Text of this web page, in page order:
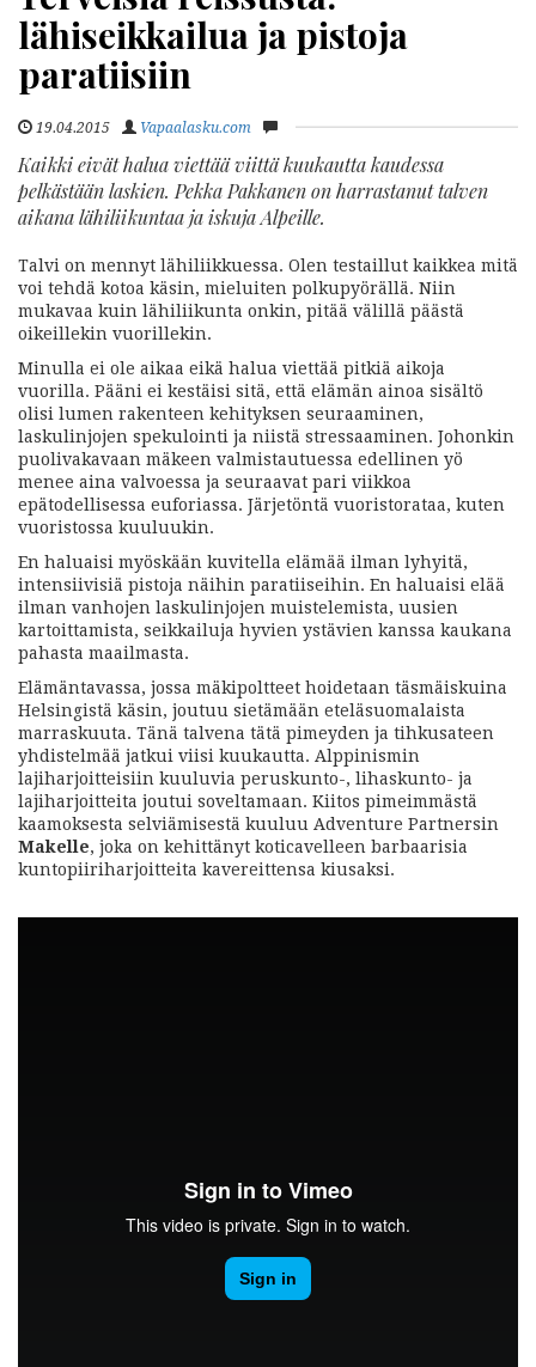
lähiseikkailua ja pistoja
paratiisiin
19.04.2015 Vapaalasku.com
Kaikki eivät halua viettää viittä kuukautta kaudessa
pelkästään laskien. Pekka Pakkanen on harrastanut talven
aikana lähiliikuntaa ja iskuja Alpeille.
Talvi on mennyt lähiliikkuessa. Olen testaillut kaikkea mitä
voi tehdä kotoa käsin, mieluiten polkupyörällä. Niin
mukavaa kuin lähiliikunta onkin, pitää välillä päästä
oikeillekin vuorillekin.
Minulla ei ole aikaa eikä halua viettää pitkiä aikoja
vuorilla. Pääni ei kestäisi sitä, että elämän ainoa sisältö
olisi lumen rakenteen kehityksen seuraaminen,
laskulinjojen spekulointi ja niistä stressaaminen. Johonkin
puolivakavaan mäkeen valmistautuessa edellinen yö
menee aina valvoessa ja seuraavat pari viikkoa
epätodellisessa euforiassa. Järjetöntä vuoristorataa, kuten
vuoristossa kuuluukin.
En haluaisi myöskään kuvitella elämää ilman lyhyitä,
intensiivisiä pistoja näihin paratiiseihin. En haluaisi elää
ilman vanhojen laskulinjojen muistelemista, uusien
kartoittamista, seikkailuja hyvien ystävien kanssa kaukana
pahasta maailmasta.
Elämäntavassa, jossa mäkipoltteet hoidetaan täsmäiskuina
Helsingistä käsin, joutuu sietämään eteläsuomalaista
marraskuuta. Tänä talvena tätä pimeyden ja tihkusateen
yhdistelmää jatkui viisi kuukautta. Alppinismin
lajiharjoitteisiin kuuluvia peruskunto-, lihaskunto- ja
lajiharjoitteita joutui soveltamaan. Kiitos pimeimmästä
kaamoksesta selviämisestä kuuluu Adventure Partnersin
Makelle, joka on kehittänyt koticavelleen barbaarisia
kuntopiiriharjoitteita kavereittensa kiusaksi.